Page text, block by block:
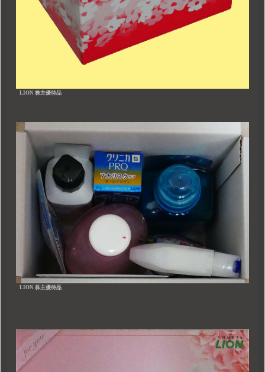
LION 株主優待品
LION 株主優待品